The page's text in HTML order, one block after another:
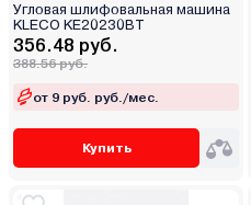
Угловая шлифовальная машина
KLECO KE20230BT
356.48 руб.
388.56 руб.
от 9 руб. руб./мес.
Купить